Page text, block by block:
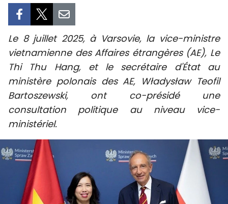
CULTURE
TOURISME
ENVIRONNEMENT
FRANCOPHONIE
PAYS NATAL
INTERNATIONAL
Le 8 juillet 2025, à Varsovie, la vice-ministre
vietnamienne des Affaires étrangères (AE), Le
Thi Thu Hang, et le secrétaire d'État au
ministère polonais des AE, Władysław Teofil
Bartoszewski, ont co-présidé une
consultation politique au niveau vice-
ministériel.